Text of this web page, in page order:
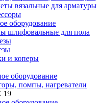
вязальные для арматуры
оборудование
шлифовальные для пола
и коперы
оборудование
помпы, нагреватели